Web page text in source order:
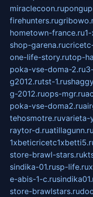
miraclecoon.ru
firehunters.ru
hometown-france.ru
shop-garena.ru
one-life-story.rutop-
poka-vse-doma-2.ru
g2012.rutst-1.ru
g-2012.ruops-mgr.ru
poka-vse-doma2.ru
tehosmotre.ruvarieta-
raytor-d.ruatillagunn.ru
store-brawl-stars.ru
sindika-01.rusp-life.ru
e-abis-1-c.ru
store-brawlstars.ru